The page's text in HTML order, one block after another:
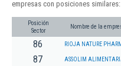
empresas con posiciones similares:
Posición
Sector
Nombre de la
86 RIOJA NATURE
87 ASSOLIM